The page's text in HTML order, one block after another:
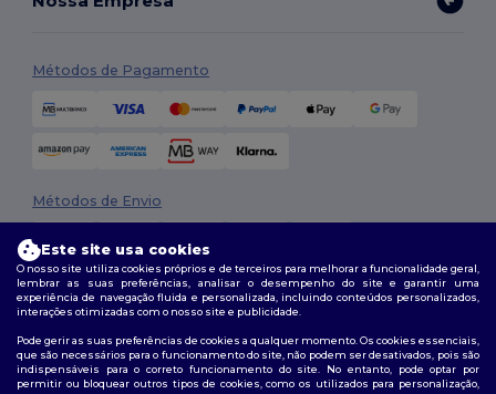
Métodos de Pagamento
Métodos de Envio
Siga-nos
Este site usa cookies
O nosso site utiliza cookies próprios e de terceiros para melhorar a funcionalidade geral,
lembrar as suas preferências, analisar o desempenho do site e garantir uma
experiência de navegação fluida e personalizada, incluindo conteúdos personalizados,
interações otimizadas com o nosso site e publicidade.
Pode gerir as suas preferências de cookies a qualquer momento. Os cookies essenciais,
que são necessários para o funcionamento do site, não podem ser desativados, pois são
indispensáveis para o correto funcionamento do site. No entanto, pode optar por
permitir ou bloquear outros tipos de cookies, como os utilizados para personalização,